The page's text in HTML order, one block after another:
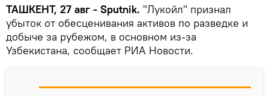
ТАШКЕНТ, 27 авг - Sputnik. "Лукойл" признал
убыток от обесценивания активов по разведке и
добыче за рубежом, в основном из-за
Узбекистана, сообщает РИА Новости.